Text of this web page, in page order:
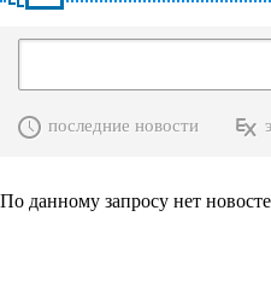
последние новости
По данному запросу нет